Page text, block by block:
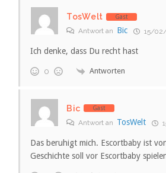
TosWelt Gast
Antwort an Bic 15/
Ich denke, dass Du recht hast
0 Antworten
Bic Gast
Antwort an TosWelt
Das beruhigt mich. Escortbaby ist
Geschichte soll vor Escortbaby